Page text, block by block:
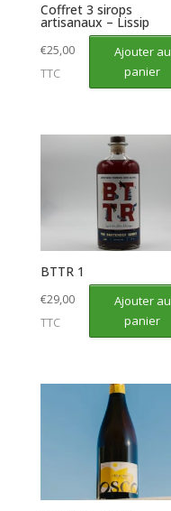
Coffret 3 sirops
artisanaux – Lissip
€25,00
TTC
Ajouter au
panier
BTTR 1
€29,00
TTC
Ajouter au
panier